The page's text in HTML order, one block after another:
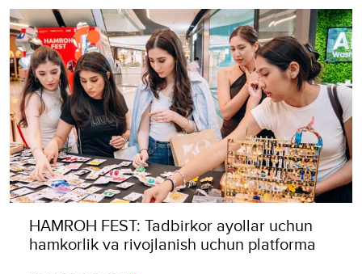
HAMROH FEST: Tadbirkor ayollar uchun
hamkorlik va rivojlanish uchun platforma